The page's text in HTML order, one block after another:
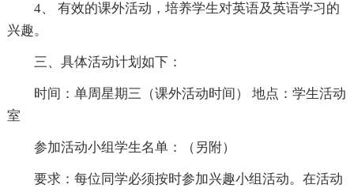
4、 有效的课外活动，培养学生对英语及英语学习的
兴趣。
三、具体活动计划如下：
时间：单周星期三（课外活动时间） 地点：学生活动
室
参加活动小组学生名单：（另附）
要求：每位同学必须按时参加兴趣小组活动。在活动